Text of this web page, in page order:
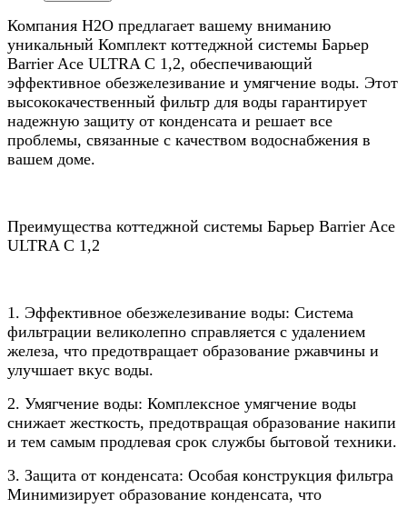
Компания Н2О предлагает вашему вниманию
уникальный Комплект коттеджной системы Барьер
Barrier Ace ULTRA C 1,2, обеспечивающий
эффективное обезжелезивание и умягчение воды. Этот
высококачественный фильтр для воды гарантирует
надежную защиту от конденсата и решает все
проблемы, связанные с качеством водоснабжения в
вашем доме.
Преимущества коттеджной системы Барьер Barrier Ace
ULTRA C 1,2
1. Эффективное обезжелезивание воды: Система
фильтрации великолепно справляется с удалением
железа, что предотвращает образование ржавчины и
улучшает вкус воды.
2. Умягчение воды: Комплексное умягчение воды
снижает жесткость, предотвращая образование накипи
и тем самым продлевая срок службы бытовой техники.
3. Защита от конденсата: Особая конструкция фильтра
Минимизирует образование конденсата, что